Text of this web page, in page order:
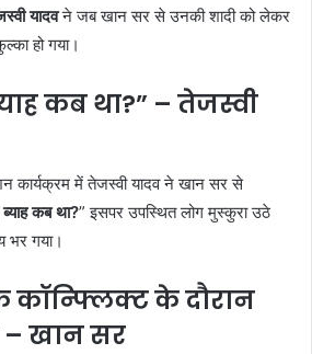
यादवने जब खान सर से उनकी शादी को लेकर
हो गया।
कब था?” – तेजस्वी
कार्यक्रम में तेजस्वी यादव ने खान सर से
कब था?” इसपर उपस्थित लोग मुस्कुरा उठे
भर गया।
कॉन्फ्लिक्ट के दौरान
– खान सर